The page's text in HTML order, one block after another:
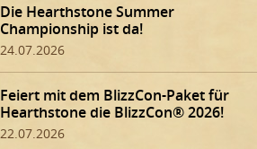
Die Hearthstone Summer
Championship ist da!
24.07.2026
Feiert mit dem BlizzCon-Paket für
Hearthstone die BlizzCon® 2026!
22.07.2026